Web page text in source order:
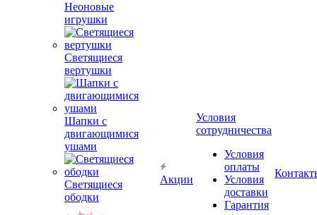
Неоновые
игрушки
Светящиеся
вертушки
Шапки с
двигающимися
ушами
Светящиеся
ободки
Акции
Условия
сотрудничества
Условия
оплаты
Условия
доставки
Гарантия